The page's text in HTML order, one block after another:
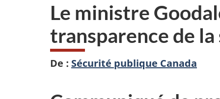
Le ministre
transparence de
De : Sécurité publique Canada